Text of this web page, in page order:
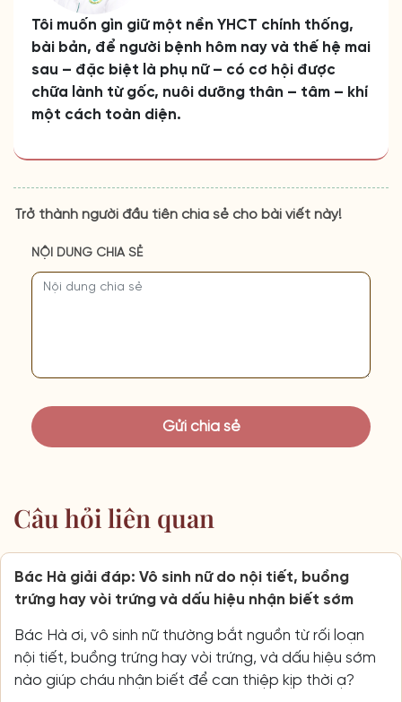
Tôi muốn gìn giữ một nền YHCT chính thống,
bài bản, để người bệnh hôm nay và thế hệ mai
sau – đặc biệt là phụ nữ – có cơ hội được
chữa lành từ gốc, nuôi dưỡng thân – tâm – khí
một cách toàn diện.
Trở thành người đầu tiên chia sẻ cho bài viết này!
NỘI DUNG CHIA SẺ
Câu hỏi liên quan
Bác Hà giải đáp: Vô sinh nữ do nội tiết, buồng
trứng hay vòi trứng và dấu hiệu nhận biết sớm
Bác Hà ơi, vô sinh nữ thường bắt nguồn từ rối loạn
nội tiết, buồng trứng hay vòi trứng, và dấu hiệu sớm
nào giúp cháu nhận biết để can thiệp kịp thời ạ?